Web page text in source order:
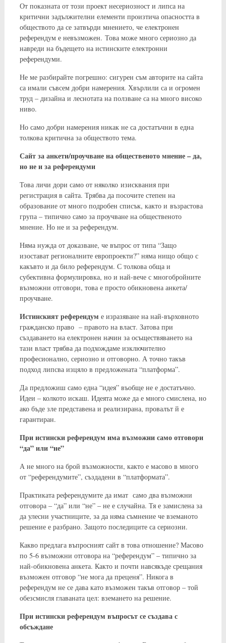
От показната от този проект несериозност и липса на
критични задължителни елементи произтича опасността в
обществото да се затвърди мнението, че електронен
референдум е невъзможен. Това може много сериозно да
навреди на бъдещето на истинските електронни
референдуми.
Не ме разбирайте погрешно: сигурен съм авторите на сайта
са имали съвсем добри намерения. Хвърлили са и огромен
труд – дизайна и леснотата на ползване са на много високо
ниво.
Но само добри намерения никак не са достатъчни в една
толкова критична за обществото тема.
Сайт за анкети/проучване на общественото мнение – да,
но не и за референдуми
Това личи дори само от няколко изисквания при
регистрация в сайта. Трябва да посочите степен на
образование от много подробен списък, както и възрастова
група – типично само за проучване на общественото
мнение. Но не и за референдум.
Няма нужда от доказване, че въпрос от типа “Защо
изостават регионалните европроекти?” няма нищо общо с
какъвто и да било референдум. С толкова обща и
субективна формулировка, но и най-вече с многобройните
възможни отговори, това е просто обикновена анкета/
проучване.
Истинският референдум е изразяване на най-върховното
гражданско право – правото на власт. Затова при
създаването на електронен начин за осъществяването на
тази власт трябва да подхождаме изключително
професионално, сериозно и отговорно. А точно такъв
подход липсва изцяло в предложената “платформа”.
Да предложиш само една “идея” въобще не е достатъчно.
Идеи – колкото искаш. Идеята може да е много смислена, но
ако бъде зле представена и реализирана, провалът й е
гарантиран.
При истински референдум има възможни само отговори
“да” или “не”
А не много на брой възможности, както е масово в много
от “референдумите”, създадени в “платформата”.
Практиката референдумите да имат само два възможни
отговора – “да” или “не” – не е случайна. Тя е замислена за
да улесни участниците, за да няма съмнение че вземаното
решение е разбрано. Защото последиците са сериозни.
Какво предлага въпросният сайт в това отношение? Масово
по 5-6 възможни отговора на “референдум” – типично за
най-обикновена анкета. Както и почти навсякъде срещания
възможен отговор “не мога да преценя”. Никога в
референдум не се дава като възможен такъв отговор – той
обезсмисля главаната цел: вземането на решение.
При истински референдум въпросът се създава с
обсъждане